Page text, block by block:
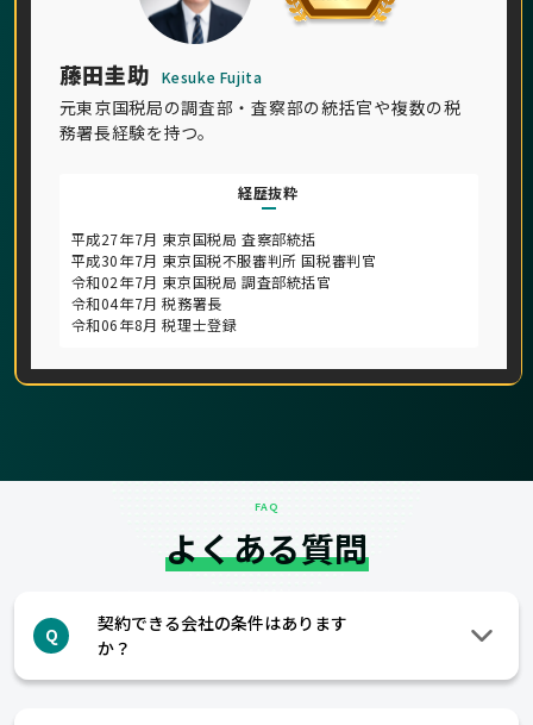
藤田圭助 Kesuke Fujita
元東京国税局の調査部・査察部の統括官や複数の税
務署長経験を持つ。
経歴抜粋
平成27年7月 東京国税局 査察部統括
平成30年7月 東京国税不服審判所 国税審判官
令和02年7月 東京国税局 調査部統括官
令和04年7月 税務署長
令和06年8月 税理士登録
FAQ
よくある質問
Q
契約できる会社の条件はあります
か？